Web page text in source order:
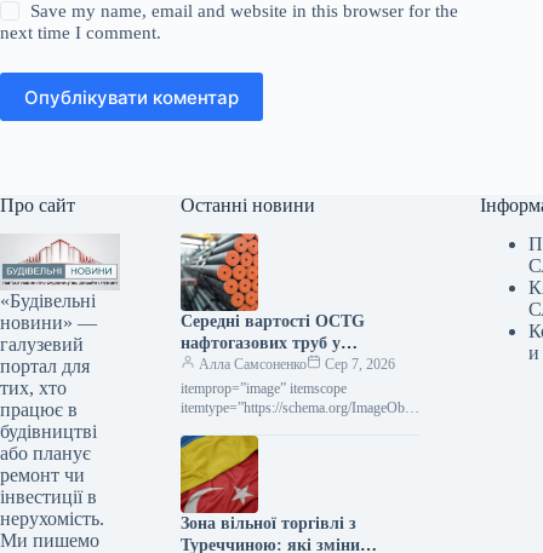
Save my name, email and website in this browser for the
next time I comment.
Опублікувати коментар
Про сайт
«Будівельні
новини» —
галузевий
портал для
тих, хто
працює в
будівництві
або планує
ремонт чи
інвестиції в
нерухомість.
Ми пишемо
Останні новини
Середні вартості OCTG
нафтогазових труб у
Сполучених Штатах у липні
залишалися незмінними,
досягнувши позначки $2563 за
Алла Самсоненко
Сер 7, 2026
itemprop=”image” itemscope
itemtype=”https://schema.org/ImageObje
Глобальний ринок ціни на прокат
Роздрукувати 297 06 Серпня 2026
Середні ціни на нафтогазові труби…
Зона вільної торгівлі з
Туреччиною: які зміни
и